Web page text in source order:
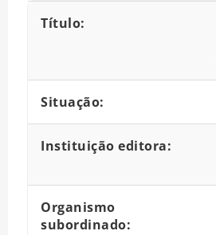
Título:
Situação:
Instituição editora:
Organismo
subordinado: